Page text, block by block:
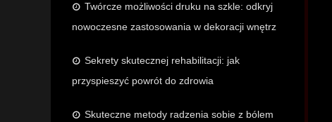
Twórcze możliwości druku na szkle: odkryj
nowoczesne zastosowania w dekoracji wnętrz
Sekrety skutecznej rehabilitacji: jak
przyspieszyć powrót do zdrowia
Skuteczne metody radzenia sobie z bólem